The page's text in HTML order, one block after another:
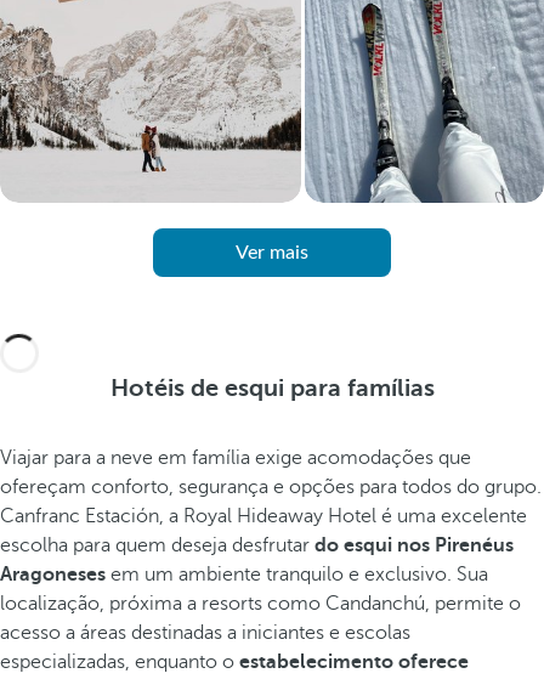
Ver mais
Hotéis de esqui para famílias
Viajar para a neve em família exige acomodações que
ofereçam conforto, segurança e opções para todos do grupo.
Canfranc Estación, a Royal Hideaway Hotel é uma excelente
escolha para quem deseja desfrutar do esqui nos Pirenéus
Aragoneses em um ambiente tranquilo e exclusivo. Sua
localização, próxima a resorts como Candanchú, permite o
acesso a áreas destinadas a iniciantes e escolas
especializadas, enquanto o estabelecimento oferece